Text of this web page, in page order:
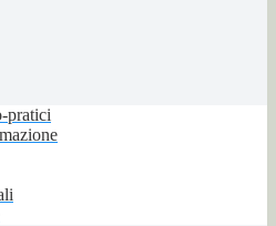
pratici